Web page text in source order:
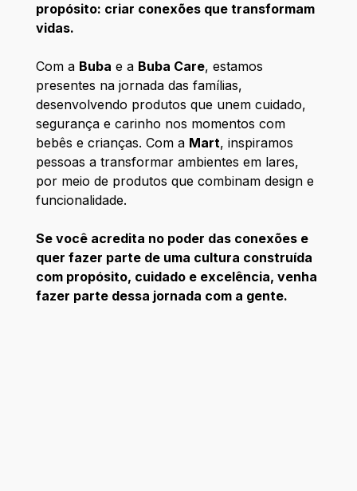
propósito: criar conexões que transformam
vidas.
Com a Buba e a Buba Care, estamos
presentes na jornada das famílias,
desenvolvendo produtos que unem cuidado,
segurança e carinho nos momentos com
bebês e crianças. Com a Mart, inspiramos
pessoas a transformar ambientes em lares,
por meio de produtos que combinam design e
funcionalidade.
Se você acredita no poder das conexões e
quer fazer parte de uma cultura construída
com propósito, cuidado e excelência, venha
fazer parte dessa jornada com a gente.